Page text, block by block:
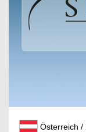
Österreich /